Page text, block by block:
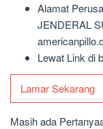
Alamat
JENDERAL
Lewat Link di
Lamar Sekarang
Masih ada